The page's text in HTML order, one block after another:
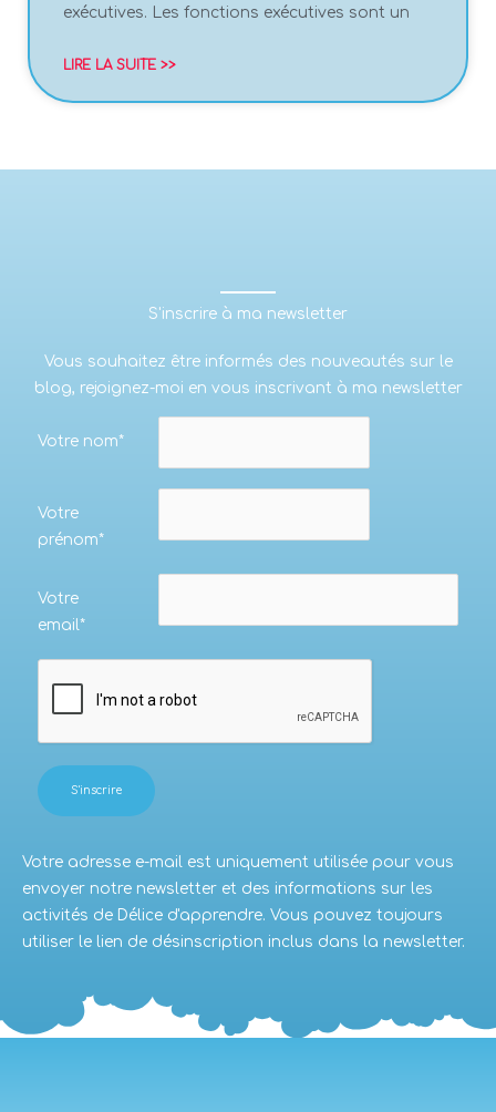
exécutives. Les fonctions exécutives sont un
LIRE LA SUITE >>
S'inscrire à ma newsletter
Vous souhaitez être informés des nouveautés sur le
blog, rejoignez-moi en vous inscrivant à ma newsletter
Votre nom*
Votre
prénom*
Votre
email*
Votre adresse e-mail est uniquement utilisée pour vous
envoyer notre newsletter et des informations sur les
activités de Délice d'apprendre. Vous pouvez toujours
utiliser le lien de désinscription inclus dans la newsletter.